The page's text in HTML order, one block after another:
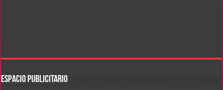
ESPACIO PUBLICITARIO